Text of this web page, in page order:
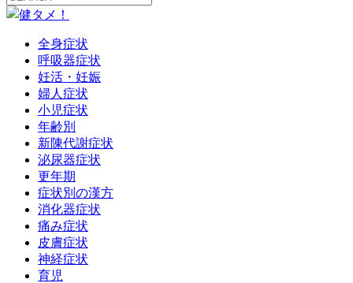
全身症状
呼吸器症状
妊活・妊娠
婦人症状
小児症状
年齢別
新陳代謝症状
泌尿器症状
更年期
症状別の漢方
消化器症状
痛み症状
皮膚症状
神経症状
育児